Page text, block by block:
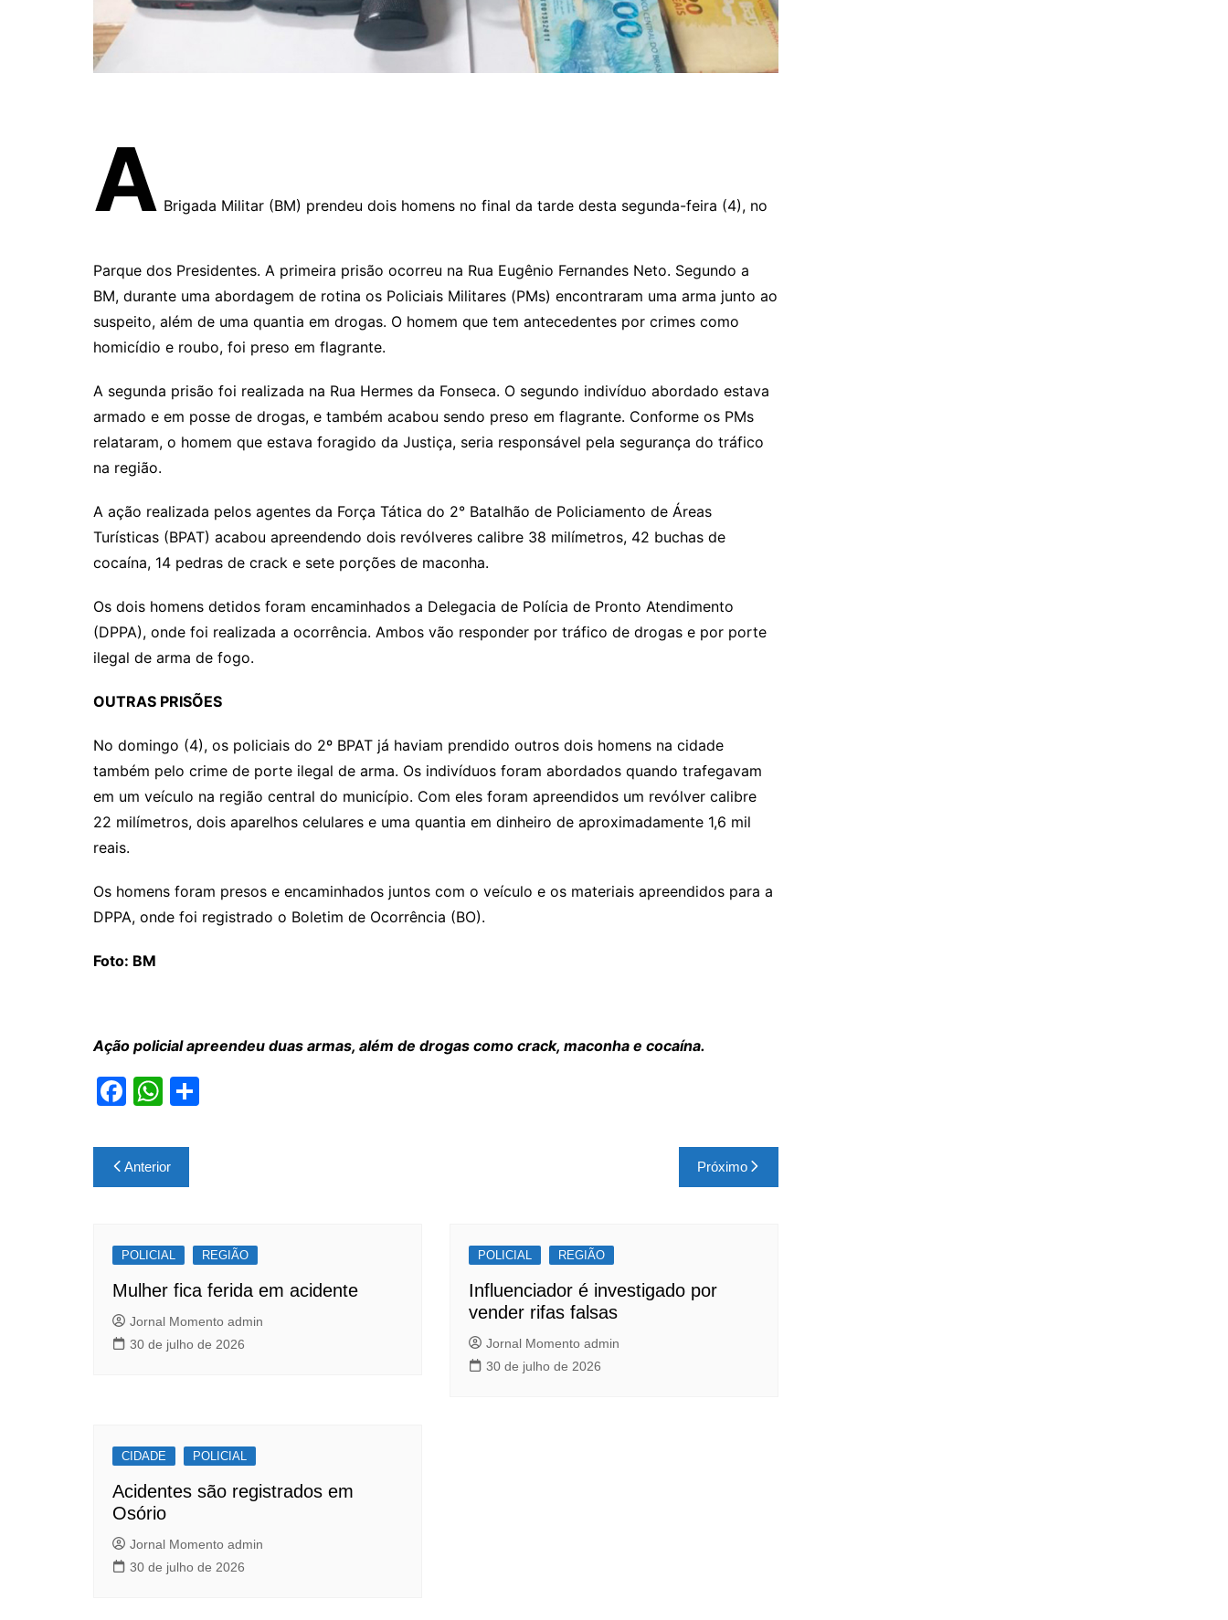
A Brigada Militar (BM) prendeu dois homens no final da tarde desta segunda-feira (4), no
Parque dos Presidentes. A primeira prisão ocorreu na Rua Eugênio Fernandes Neto. Segundo a
BM, durante uma abordagem de rotina os Policiais Militares (PMs) encontraram uma arma junto ao
suspeito, além de uma quantia em drogas. O homem que tem antecedentes por crimes como
homicídio e roubo, foi preso em flagrante.
A segunda prisão foi realizada na Rua Hermes da Fonseca. O segundo indivíduo abordado estava
armado e em posse de drogas, e também acabou sendo preso em flagrante. Conforme os PMs
relataram, o homem que estava foragido da Justiça, seria responsável pela segurança do tráfico
na região.
A ação realizada pelos agentes da Força Tática do 2° Batalhão de Policiamento de Áreas
Turísticas (BPAT) acabou apreendendo dois revólveres calibre 38 milímetros, 42 buchas de
cocaína, 14 pedras de crack e sete porções de maconha.
Os dois homens detidos foram encaminhados a Delegacia de Polícia de Pronto Atendimento
(DPPA), onde foi realizada a ocorrência. Ambos vão responder por tráfico de drogas e por porte
ilegal de arma de fogo.
OUTRAS PRISÕES
No domingo (4), os policiais do 2º BPAT já haviam prendido outros dois homens na cidade
também pelo crime de porte ilegal de arma. Os indivíduos foram abordados quando trafegavam
em um veículo na região central do município. Com eles foram apreendidos um revólver calibre
22 milímetros, dois aparelhos celulares e uma quantia em dinheiro de aproximadamente 1,6 mil
reais.
Os homens foram presos e encaminhados juntos com o veículo e os materiais apreendidos para a
DPPA, onde foi registrado o Boletim de Ocorrência (BO).
Foto: BM
Ação policial apreendeu duas armas, além de drogas como crack, maconha e cocaína.
F
c
e
o
o
k
W
at
s
p
p
Navegação
de
Anterior Próximo
POLICIAL REGIÃO
Mulher fica ferida em acidente
Jornal Momento admin
30 de julho de 2026
POLICIAL REGIÃO
Influenciador é investigado por
vender rifas falsas
Jornal Momento admin
30 de julho de 2026
CIDADE POLICIAL
Acidentes são registrados em
Osório
Jornal Momento admin
30 de julho de 2026